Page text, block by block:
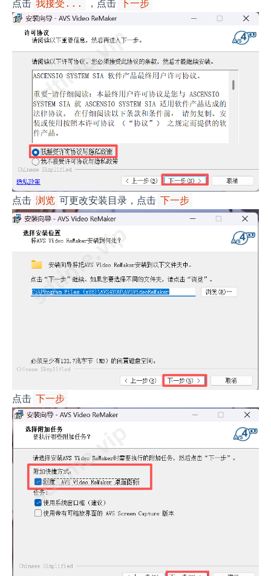
点击 我接受... ，点击 下一步
点击 浏览 可更改安装目录，点击 下一步
点击 下一步